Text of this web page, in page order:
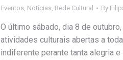
Eventos, Notícias, Rede Cultural By
O último sábado, dia 8 de
atividades culturais abertas a
indiferente perante tanta alegria